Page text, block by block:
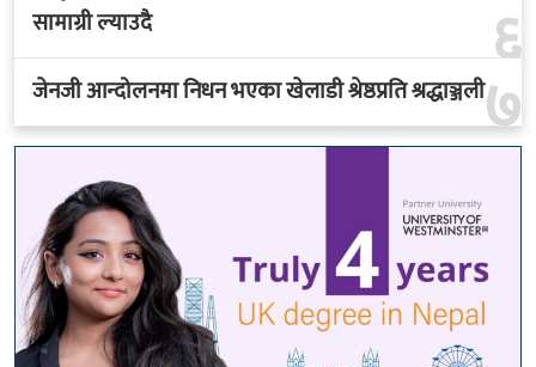
६
सामाग्री ल्याउदै
७
जेनजी आन्दोलनमा निधन भएका खेलाडी श्रेष्ठप्रति श्रद्धाञ्जली